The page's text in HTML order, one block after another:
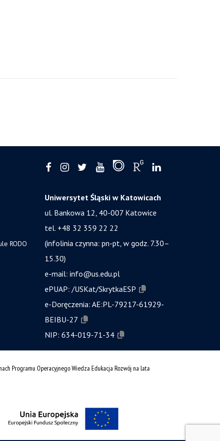
RODO
Uniwersytet Śląski w Katowicach
ul. Bankowa 12, 40-007 Katowice
tel. +48 32 359 22 22
(infolinia czynna: pn-pt, w godz. 7.30–
15.30)
e-mail: info@us.edu.pl
ePUAP: /USKat/SkrytkaESP
e-Doręczenia: AE:PL-79217-61929-
BEIBU-27
NIP: 634-019-71-34
Programu Operacyjnego Wiedza Edukacja Rozwój na lata